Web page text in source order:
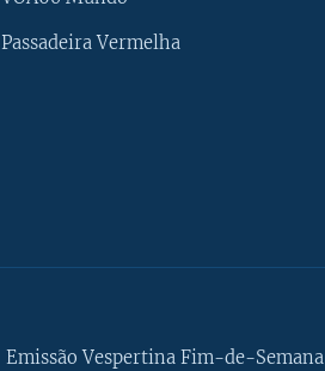
Passadeira Vermelha
Emissão Vespertina Fim-de-Semana